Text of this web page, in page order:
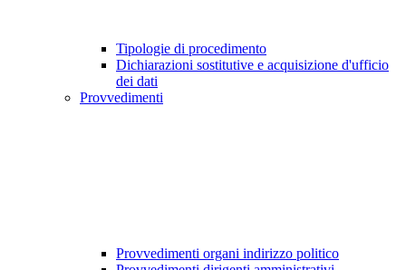
Tipologie di procedimento
Dichiarazioni sostitutive e acquisizione d'ufficio
dei dati
Provvedimenti
Provvedimenti organi indirizzo politico